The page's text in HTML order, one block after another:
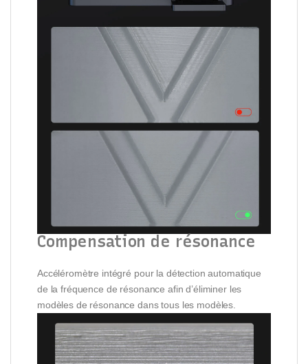
Compensation de résonance
Accéléromètre intégré pour la détection automatique
de la fréquence de résonance afin d’éliminer les
modèles de résonance dans tous les modèles.